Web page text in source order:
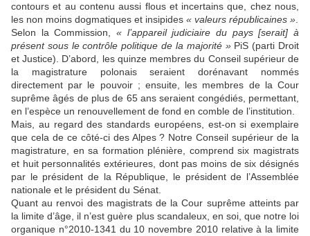
contours et au contenu aussi flous et incertains que, chez nous,
les non moins dogmatiques et insipides « valeurs républicaines »
Selon la Commission, « l’appareil judiciaire du pays [serait] à
présent sous le contrôle politique de la majorité »PiS (parti Droit
et Justice). D’abord, les quinze membres du Conseil supérieur de
la magistrature polonais seraient dorénavant nommés
directement par le pouvoir ; ensuite, les membres de la Cour
suprême âgés de plus de 65 ans seraient congédiés, permettant,
en l’espèce un renouvellement de fond en comble de l’institution.
Mais, au regard des standards européens, est-on si exemplaire
que cela de ce côté-ci des Alpes ? Notre Conseil supérieur de la
magistrature, en sa formation plénière, comprend six magistrats
et huit personnalités extérieures, dont pas moins de six désignés
par le président de la République, le président de l’Assemblée
nationale et le président du Sénat.
Quant au renvoi des magistrats de la Cour suprême atteints par
la limite d’âge, il n’est guère plus scandaleux, en soi, que notre loi
organique n°2010-1341 du 10 novembre 2010 relative à la limite